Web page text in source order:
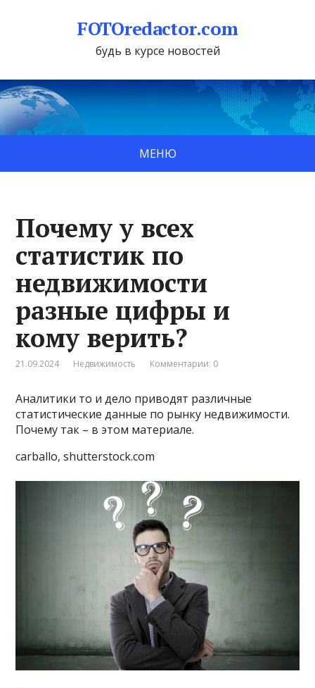
FOTOredactor.com
будь в курсе новостей
МЕНЮ
Почему у всех
статистик по
недвижимости
разные цифры и
кому верить?
21.09.2024 Недвижимость Комментарии: 0
Аналитики то и дело приводят различные
статистические данные по рынку недвижимости.
Почему так – в этом материале.
carballo, shutterstock.com